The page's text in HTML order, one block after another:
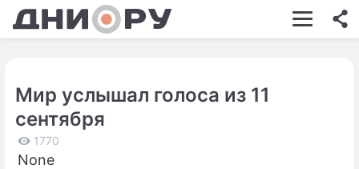
ШОУ-БИЗНЕС
КИНО
Мир услышал голоса из 11
сентября
1770
None